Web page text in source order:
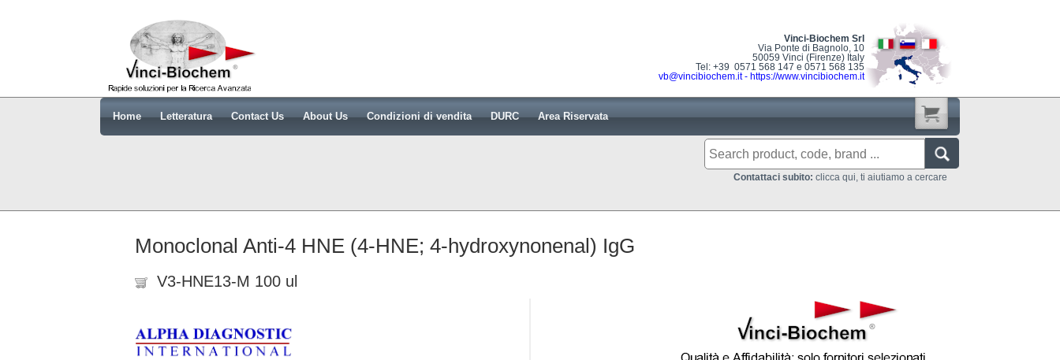
Vinci-Biochem Srl
Via Ponte di Bagnolo, 10
50059 Vinci (Firenze) Italy
Tel: +39 0571 568 147 e 0571 568 135
vb@vincibiochem.it- https://www.vincibiochem.it
Home Letteratura Contact Us About Us Condizioni di vendita DURC Area Riservata
Contattaci subito: clicca qui, ti aiutiamo a cercare
Monoclonal Anti-4 HNE (4-HNE; 4-hydroxynonenal) IgG
V3-HNE13-M 100 ul